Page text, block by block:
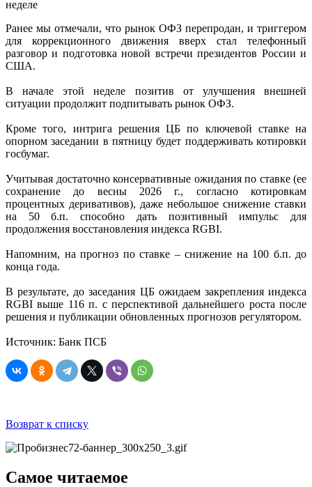
Ранее мы отмечали, что рынок ОФЗ перепродан, и триггером
для коррекционного движения вверх стал телефонный
разговор и подготовка новой встречи президентов России и
США.
В начале этой неделе позитив от улучшения внешней
ситуации продолжит подпитывать рынок ОФЗ.
Кроме того, интрига решения ЦБ по ключевой ставке на
опорном заседании в пятницу будет поддерживать котировки
госбумаг.
Учитывая достаточно консервативные ожидания по ставке (ее
сохранение до весны 2026 г., согласно котировкам
процентных деривативов), даже небольшое снижение ставки
на 50 б.п. способно дать позитивный импульс для
продолжения восстановления индекса RGBI.
Напомним, на прогноз по ставке – снижение на 100 б.п. до
конца года.
В результате, до заседания ЦБ ожидаем закрепления индекса
RGBI выше 116 п. с перспективой дальнейшего роста после
решения и публикации обновленных прогнозов регулятором.
Источник: Банк ПСБ
Возврат к списку
Самое читаемое